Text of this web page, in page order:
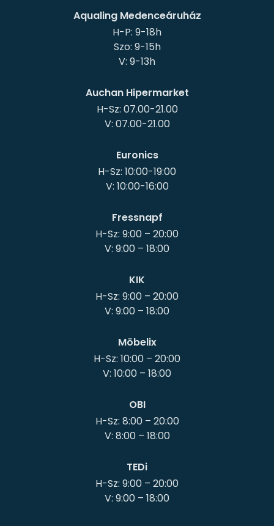
Aqualing Medenceáruház
H-P: 9-18h
Szo: 9-15h
Auchan Hipermarket
H-Sz: 07.00-21.00
V: 07.00-21.00
Euronics
H-Sz: 10:00-19:00
V: 10:00-16:00
Fressnapf
H-Sz: 9:00 – 20:00
KIK
H-Sz: 9:00 – 20:00
Möbelix
H-Sz: 10:00 – 20:00
OBI
H-Sz: 8:00 – 20:00
V: 8:00 – 18:00
TEDi
H-Sz: 9:00 – 20:00